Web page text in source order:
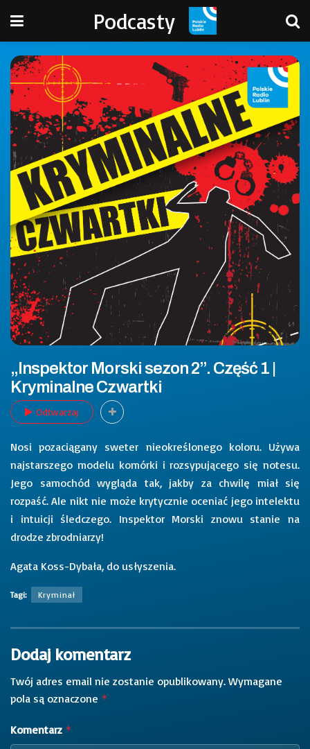
Podcasty
„Inspektor Morski sezon 2”. Część 1 |
Kryminalne Czwartki
Odtwarzaj
Nosi pozaciągany sweter nieokreślonego koloru. Używa
najstarszego modelu komórki i rozsypującego się notesu.
Jego samochód wygląda tak, jakby za chwilę miał się
rozpaść. Ale nikt nie może krytycznie oceniać jego intelektu
i intuicji śledczego. Inspektor Morski znowu stanie na
drodze zbrodniarzy!
Agata Koss-Dybała, do usłyszenia.
Tagi: Kryminał
Dodaj komentarz
Twój adres email nie zostanie opublikowany. Wymagane
pola są oznaczone *
Komentarz *